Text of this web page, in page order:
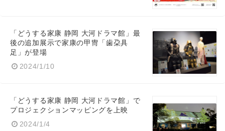
「どうする家康 静岡 大河ドラマ館」最
後の追加展示で家康の甲冑「歯朶具
足」が登場
2024/1/10
「どうする家康 静岡 大河ドラマ館」で
プロジェクションマッピングを上映
2024/1/4
English